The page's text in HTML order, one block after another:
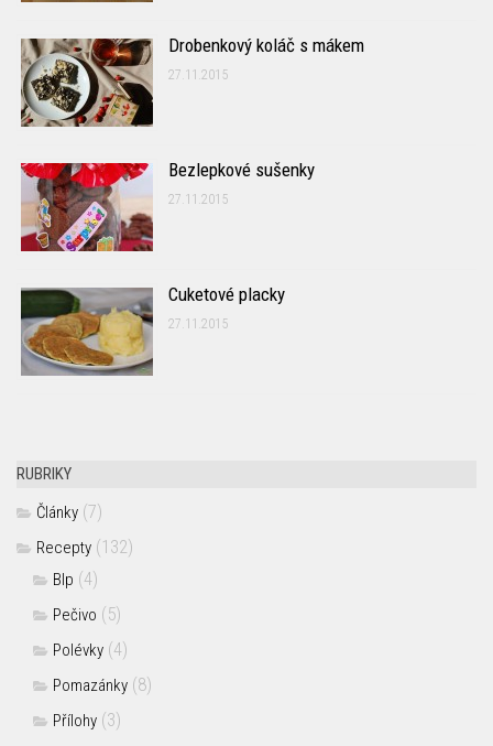
Drobenkový koláč s mákem
27.11.2015
Bezlepkové sušenky
27.11.2015
Cuketové placky
27.11.2015
RUBRIKY
Články (7)
Recepty (132)
Blp (4)
Pečivo (5)
Polévky (4)
Pomazánky (8)
Přílohy (3)